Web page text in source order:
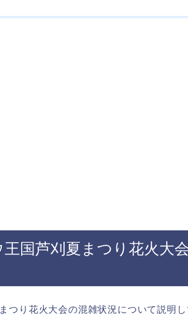
国芦刈夏まつり花火大
つり花火大会の混雑状況について説明し